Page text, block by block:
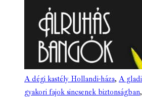
A dégi kastély Hollandi-háza, A
gyakori fajok sincsenek biztonságban,